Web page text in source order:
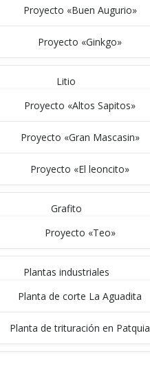
Proyecto «Buen Augurio»
Proyecto «Ginkgo»
Litio
Proyecto «Altos Sapitos»
Proyecto «Gran Mascasin»
Proyecto «El leoncito»
Grafito
Proyecto «Teo»
Plantas industriales
Planta de corte La Aguadita
Planta de trituración en Patquia